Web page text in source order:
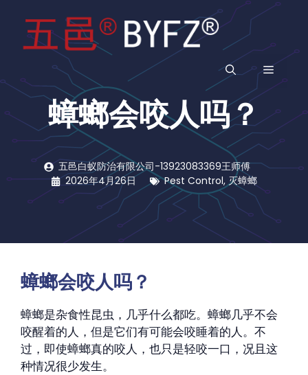
菜
蟑螂会咬人吗？
五邑白蚁防治有限公司-13923083369王师傅
2026年4月26日
Pest Control,灭蟑螂
蟑螂会咬人吗？
蟑螂是杂食性昆虫，几乎什么都吃。蟑螂几乎不会
咬醒着的人，但是它们有可能会咬睡着的人。不
过，即使蟑螂真的咬人，也只是轻咬一口，况且这
种情况很少发生。